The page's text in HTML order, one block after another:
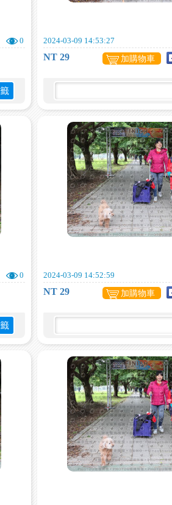
0 2024-03-09 14:53:27
NT 29 加購物車
0 2024-03-09 14:52:59
NT 29 加購物車